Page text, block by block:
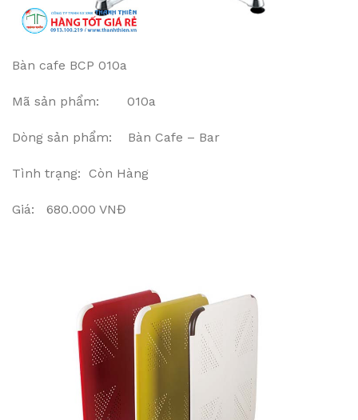
Bàn cafe BCP 010a
Mã sản phẩm: 010a
Dòng sản phẩm: Bàn Cafe – Bar
Tình trạng: Còn Hàng
Giá: 680.000 VNĐ